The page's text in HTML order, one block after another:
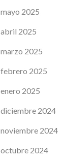
mayo 2025
abril 2025
marzo 2025
febrero 2025
enero 2025
diciembre 2024
noviembre 2024
octubre 2024